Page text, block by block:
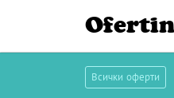
Всички оферти